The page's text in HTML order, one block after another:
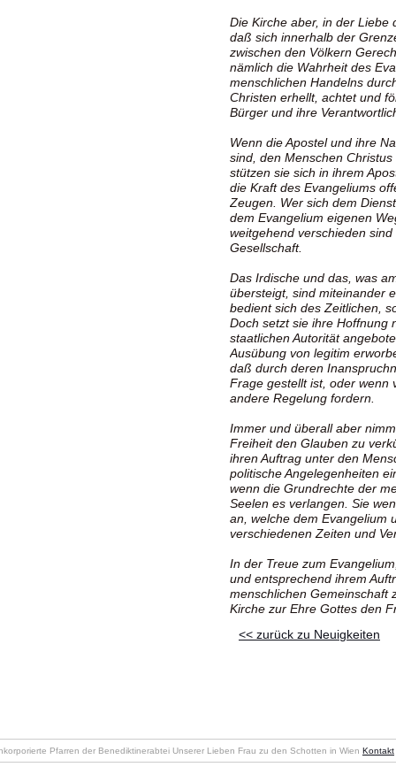
Die Kirche aber, in der Liebe
daß sich innerhalb der
zwischen den Völkern
nämlich die Wahrheit des
menschlichen Handelns
Christen erhellt, achtet und
Bürger und ihre
Wenn die Apostel und ihre
sind, den Menschen
stützen sie sich in ihrem
die Kraft des Evangeliums
Zeugen. Wer sich dem
dem Evangelium eigenen
weitgehend verschieden
Gesellschaft.
Das Irdische und das, was
übersteigt, sind miteinander
bedient sich des Zeitlichen,
Doch setzt sie ihre Hoffnung
staatlichen Autorität
Ausübung von legitim
daß durch deren
Frage gestellt ist, oder wenn
andere Regelung fordern.
Immer und überall aber
Freiheit den Glauben zu
ihren Auftrag unter den
politische Angelegenheiten
wenn die Grundrechte der
Seelen es verlangen. Sie
an, welche dem Evangelium
verschiedenen Zeiten und
In der Treue zum
und entsprechend ihrem
menschlichen Gemeinschaft
Kirche zur Ehre Gottes den
<< zurück zu Neuigkeiten
Pfarren der Benediktinerabtei Unserer Lieben Frau zu den Schotten in Wien Kontakt